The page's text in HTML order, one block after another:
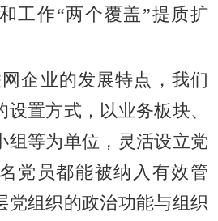
工作“两个覆盖”提质扩
企业的发展特点，我们
置方式，以业务板块、
组等为单位，灵活设立党
党员都能被纳入有效管
党组织的政治功能与组织